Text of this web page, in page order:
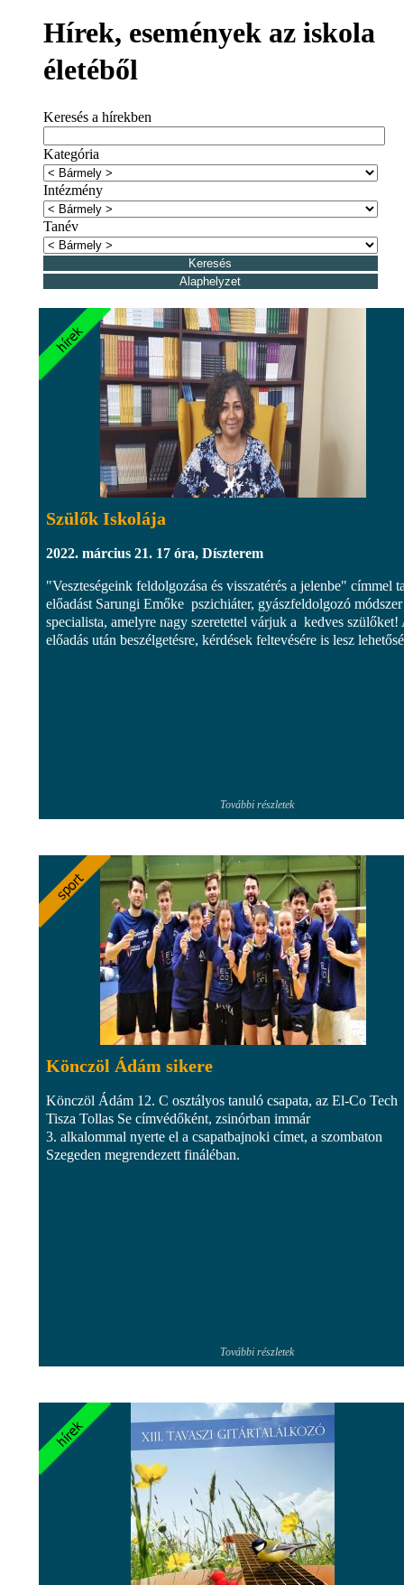
Hírek, események az iskola
életéből
Keresés a hírekben
Kategória
Intézmény
Tanév
Szülők Iskolája
2022. március 21. 17 óra, Díszterem
"Veszteségeink feldolgozása és visszatérés a jelenbe" címmel
előadást Sarungi Emőke pszichiáter, gyászfeldolgozó módszer
specialista, amelyre nagy szeretettel várjuk a kedves szülőket!
előadás után beszélgetésre, kérdések feltevésére is lesz
További részletek
Könczöl Ádám sikere
Könczöl Ádám 12. C osztályos tanuló csapata, az El-Co Tech
Tisza Tollas Se címvédőként, zsinórban immár
3. alkalommal nyerte el a csapatbajnoki címet, a szombaton
Szegeden megrendezett fináléban.
További részletek